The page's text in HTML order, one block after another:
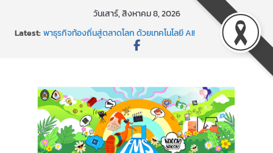
วันเสาร์, สิงหาคม 8, 2026
Latest:พาธุรกิจท้องถิ่นสู่ตลาดโลก ด้วยเทคโนโลยี AI!
SMEs ยุคนี้ ถ้าไม่ใช้ AI ถือว่าพลาดมาก!
พร้อมลุยแล้ว! ปักหมุดโรดแมป AI อัปสกิลธุรกิจให้พุ่งทะยาน